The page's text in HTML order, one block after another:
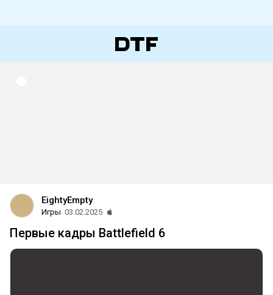
EightyEmpty
Игры 03.02.2025
Первые кадры Battlefield 6